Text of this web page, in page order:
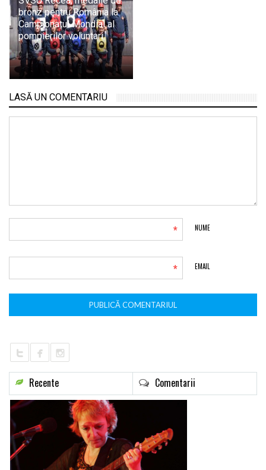
bronz pentru România la
Campionatul Mondial al
pompierilor voluntari
LASĂ UN COMENTARIU
NUME
*
EMAIL
*
Recente Comentarii